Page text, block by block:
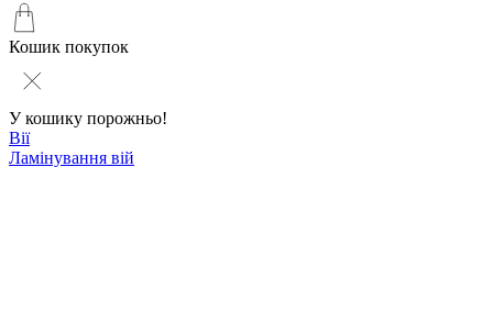
Кошик покупок
У кошику порожньо!
Вії
Ламінування вій